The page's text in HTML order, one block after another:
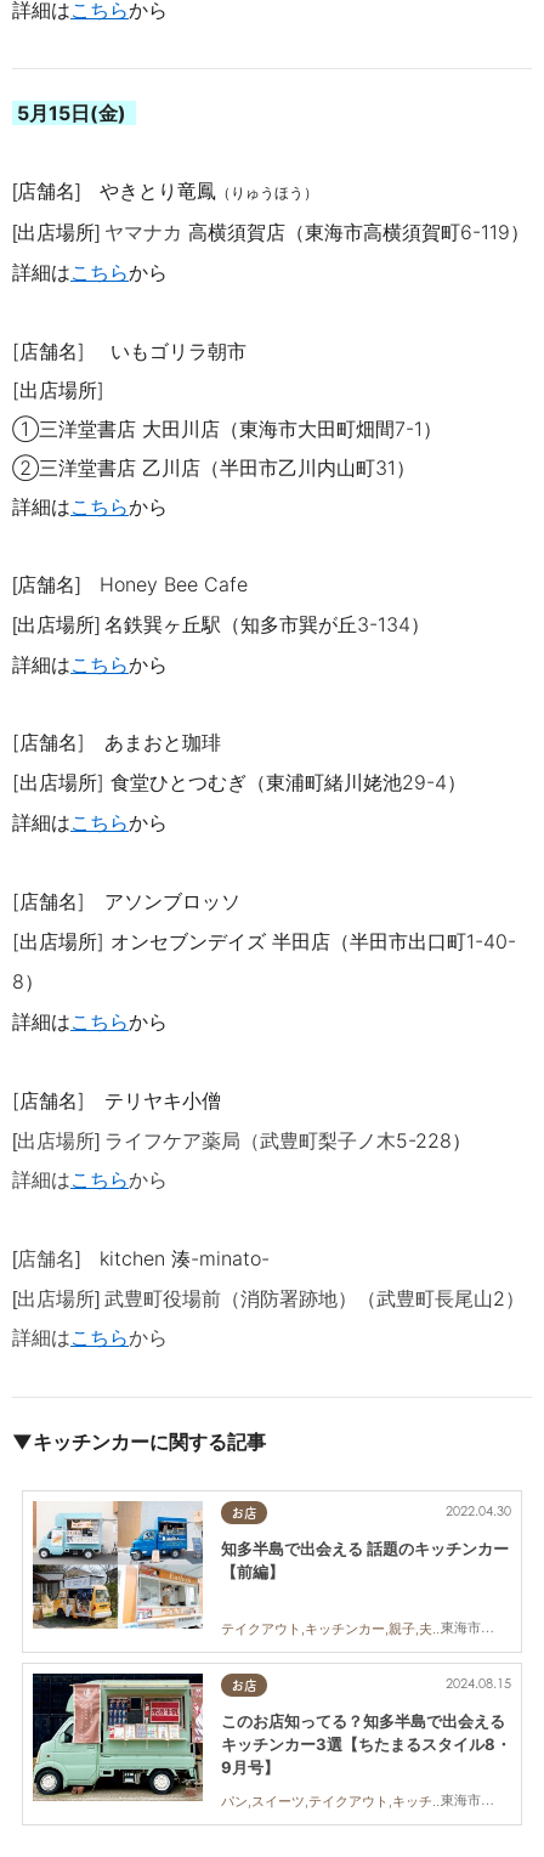
詳細はこちらから
5月15日(金)
[店舗名] やきとり竜鳳 （りゅうほう）
[出店場所] ヤマナカ 高横須賀店（東海市高横須賀町6-119）
詳細はこちらから
[店舗名] いもゴリラ朝市
[出店場所]
①三洋堂書店 大田川店（東海市大田町畑間7-1 ）
②三洋堂書店 乙川店（半田市乙川内山町31 ）
詳細はこちらから
[店舗名] Honey Bee Cafe
[出店場所] 名鉄巽ヶ丘駅（知多市巽が丘3-134）
詳細はこちらから
[店舗名] あまおと珈琲
[出店場所] 食堂ひとつむぎ（東浦町緒川姥池29-4）
詳細はこちらから
[店舗名] アソンブロッソ
[出店場所] オンセブンデイズ 半田店（半田市出口町1-40-
8）
詳細はこちらから
[店舗名] テリヤキ小僧
[出店場所] ライフケア薬局（武豊町梨子ノ木5-228）
詳細はこちらから
[店舗名] kitchen 湊-minato-
[出店場所] 武豊町役場前（消防署跡地）（武豊町長尾山2）
詳細はこちらから
▼キッチンカーに関する記事
お店
東海市,大府市,知多市,阿久比町,半田市,武豊町,南知多町,常滑市,美浜町,東浦町
2022.04.30
知多半島で出会える 話題のキッチンカー
【前編】
テイクアウト,キッチンカー,親子,夫婦,家族,カップル,おひとりさま,友人,ペット,知多半島
お店
東海市,知多市,半田市,常滑市
2024.08.15
このお店知ってる？知多半島で出会える
キッチンカー3選【ちたまるスタイル8・
9月号】
パン,スイーツ,テイクアウト,キッチンカー,ちたまるスタイル掲載店